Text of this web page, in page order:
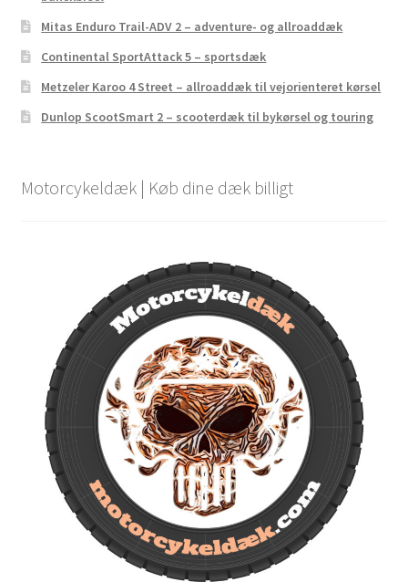
Mitas Enduro Trail-ADV 2 – adventure- og allroaddæk
Continental SportAttack 5 – sportsdæk
Metzeler Karoo 4 Street – allroaddæk til vejorienteret kørsel
Dunlop ScootSmart 2 – scooterdæk til bykørsel og touring
Motorcykeldæk | Køb dine dæk billigt